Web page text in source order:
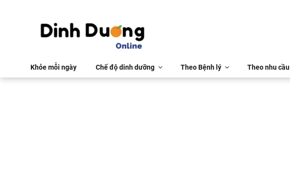
Khỏe mỗi ngày Chế độ dinh dưỡng Theo Bệnh lý Theo nhu cầu